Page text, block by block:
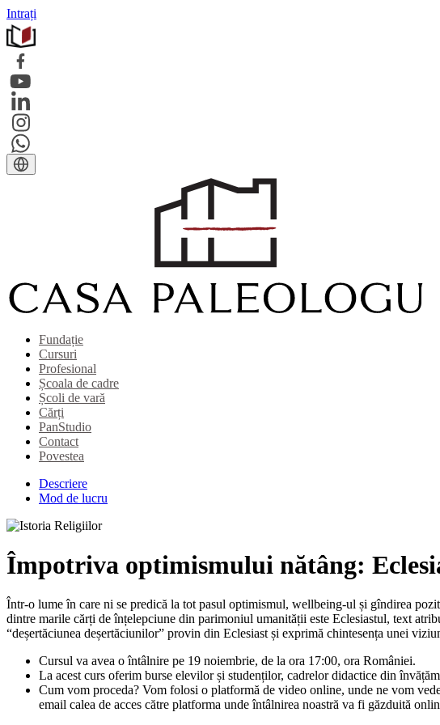
Intrați
Fundație
Cursuri
Profesional
Școala de cadre
Școli de vară
Cărți
PanStudio
Contact
Povestea
Descriere
Mod de lucru
Împotriva optimismului nătâng:
Într-o lume în care ni se predică la tot pasul optimismul, wellbeing-ul și gîndirea
dintre marile cărți de înțelepciune din parimoniul umanității este Eclesiastul, text
“deșertăciunea deșertăciunilor” provin din Eclesiast și exprimă chintesența unei
Cursul va avea o întâlnire pe 19 noiembrie, de la ora 17:00, ora României.
La acest curs oferim burse elevilor și studenților, cadrelor didactice din
Cum vom proceda? Vom folosi o platformă de video online, unde ne vom
email calea de acces către platforma unde întâlnirea noastră va fi găzduită